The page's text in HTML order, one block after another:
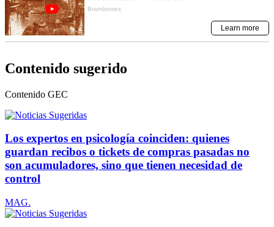
Contenido sugerido
Contenido GEC
Los expertos en psicología coinciden: quienes
guardan recibos o tickets de compras pasadas no
son acumuladores, sino que tienen necesidad de
control
MAG.